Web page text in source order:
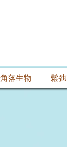
角落生物 鬆